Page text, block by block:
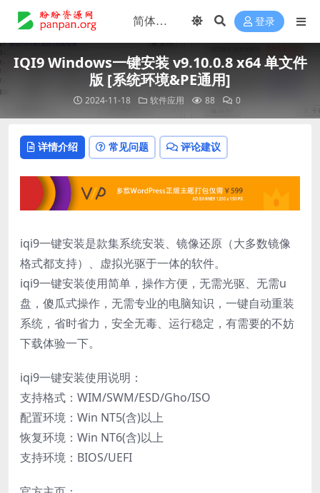
登录
IQI9 Windows一键安装 v9.10.0.8 x64 单文件
版 [系统环境&PE通用]
2024-11-18 软件应用 88 0
详情介绍 常见问题 评论建议
iqi9一键安装是款集系统安装、镜像还原（大多数镜像
格式都支持）、虚拟光驱于一体的软件。
iqi9一键安装使用简单，操作方便，无需光驱、无需u
盘，傻瓜式操作，无需专业的电脑知识，一键自动重装
系统，省时省力，安全无毒、运行稳定，有需要的不妨
下载体验一下。
iqi9一键安装使用说明：
支持格式：WIM/SWM/ESD/Gho/ISO
配置环境：Win NT5(含)以上
恢复环境：Win NT6(含)以上
支持环境：BIOS/UEFI